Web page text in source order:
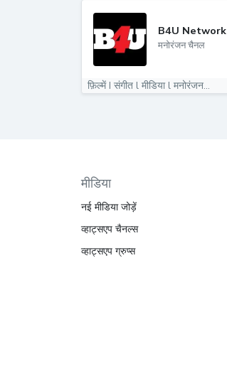
B4U Network
मनोरंजन चैनल
फ़िल्में I संगीत l मीडिया l मनोरंजन...
मीडिया
नई मीडिया जोड़ें
व्हाट्सएप चैनल्स
व्हाट्सएप ग्रुप्स